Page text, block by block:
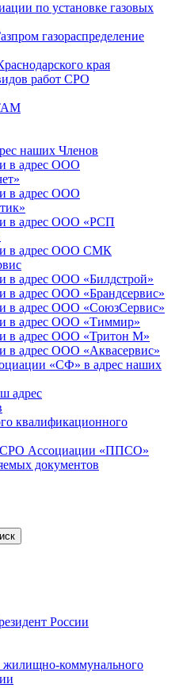
по установке газовых
газораспределение
края
работ СРО
наших Членов
в адрес ООО
в адрес ООО
в адрес ООО «РСП
в адрес ООО СМК
в адрес ООО «Билдстрой»
в адрес ООО «Брандсервис»
в адрес ООО «СоюзСервис»
в адрес ООО «Тиммир»
в адрес ООО «Тритон М»
в адрес ООО «Аквасервис»
«СФ» в адрес наших
адрес
квалификационного
СРО Ассоциации «ППСО»
документов
России
жилищно-коммунального